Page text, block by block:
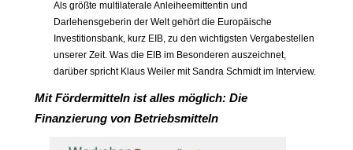
Als größte multilaterale Anleiheemittentin und
Darlehensgeberin der Welt gehört die Europäische
Investitionsbank, kurz EIB, zu den wichtigsten Vergabestellen
unserer Zeit. Was die EIB im Besonderen auszeichnet,
darüber spricht Klaus Weiler mit Sandra Schmidt im Interview.
Mit Fördermitteln ist alles möglich: Die
Finanzierung von Betriebsmitteln